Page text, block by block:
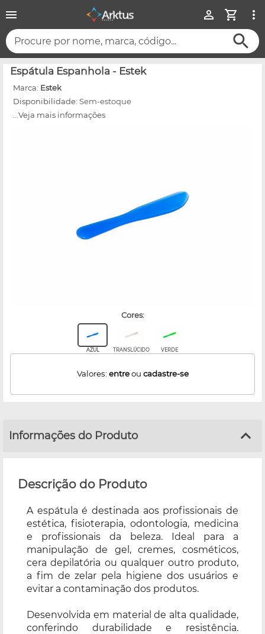
Procure por nome, marca, código...
Espátula Espanhola - Estek
Marca: Estek
Disponibilidade: Sem-estoque
...Veja mais informações
cores:
AZUL TRANSLÚCIDO VERDE
Valores: entreou cadastre-se
Informações do Produto
Descrição do Produto
A espátula é destinada aos profissionais de
estética, fisioterapia, odontologia, medicina
e profissionais da beleza. Ideal para a
manipulação de gel, cremes, cosméticos,
cera depilatória ou qualquer outro produto,
a fim de zelar pela higiene dos usuários e
evitar a contaminação dos produtos.
Desenvolvida em material de alta qualidade,
conferindo durabilidade e resistência.